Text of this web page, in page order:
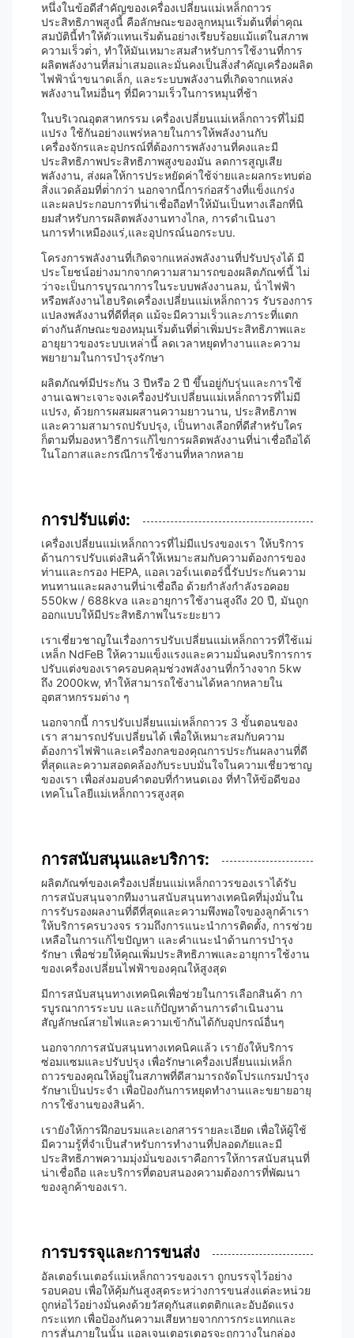
หนึ่งในข้อดีสําคัญของเครื่องเปลี่ยนแม่เหล็กถาวร
ประสิทธิภาพสูงนี้ คือลักษณะของลูกหมุนเริ่มต้นที่ต่ําคุณ
สมบัตินี้ทําให้ตัวแทนเริ่มต้นอย่างเรียบร้อยแม้แต่ในสภาพ
ความเร็วต่ํา, ทําให้มันเหมาะสมสําหรับการใช้งานที่การ
ผลิตพลังงานที่สม่ําเสมอและมั่นคงเป็นสิ่งสําคัญเครื่องผลิต
ไฟฟ้าน้ําขนาดเล็ก, และระบบพลังงานที่เกิดจากแหล่ง
พลังงานใหม่อื่นๆ ที่มีความเร็วในการหมุนที่ช้า
ในบริเวณอุตสาหกรรม เครื่องเปลี่ยนแม่เหล็กถาวรที่ไม่มี
แปรง ใช้กันอย่างแพร่หลายในการให้พลังงานกับ
เครื่องจักรและอุปกรณ์ที่ต้องการพลังงานที่คงและมี
ประสิทธิภาพประสิทธิภาพสูงของมัน ลดการสูญเสีย
พลังงาน, ส่งผลให้การประหยัดค่าใช้จ่ายและผลกระทบต่อ
สิ่งแวดล้อมที่ต่ํากว่า นอกจากนี้การก่อสร้างที่แข็งแกร่ง
และผลประกอบการที่น่าเชื่อถือทําให้มันเป็นทางเลือกที่นิ
ยมสําหรับการผลิตพลังงานทางไกล, การดําเนินงา
นการทําเหมืองแร่,และอุปกรณ์นอกระบบ.
โครงการพลังงานที่เกิดจากแหล่งพลังงานที่ปรับปรุงได้ มี
ประโยชน์อย่างมากจากความสามารถของผลิตภัณฑ์นี้ ไม่
ว่าจะเป็นการบูรณาการในระบบพลังงานลม, น้ําไฟฟ้า
หรือพลังงานไฮบริดเครื่องเปลี่ยนแม่เหล็กถาวร รับรองการ
แปลงพลังงานที่ดีที่สุด แม้จะมีความเร็วและภาระที่แตก
ต่างกันลักษณะของหมุนเริ่มต้นที่ต่ําเพิ่มประสิทธิภาพและ
อายุยาวของระบบเหล่านี้ ลดเวลาหยุดทํางานและความ
พยายามในการบํารุงรักษา
ผลิตภัณฑ์มีประกัน 3 ปีหรือ 2 ปี ขึ้นอยู่กับรุ่นและการใช้
งานเฉพาะเจาะจงเครื่องปรับเปลี่ยนแม่เหล็กถาวรที่ไม่มี
แปรง, ด้วยการผสมผสานความยาวนาน, ประสิทธิภาพ
และความสามารถปรับปรุง, เป็นทางเลือกที่ดีสําหรับใคร
ก็ตามที่มองหาวิธีการแก้ไขการผลิตพลังงานที่น่าเชื่อถือได้
ในโอกาสและกรณีการใช้งานที่หลากหลาย
การปรับแต่ง:
เครื่องเปลี่ยนแม่เหล็กถาวรที่ไม่มีแปรงของเรา ให้บริการ
ด้านการปรับแต่งสินค้าให้เหมาะสมกับความต้องการของ
ท่านและกรอง HEPA, แอลเวอร์เนเตอร์นี้รับประกันความ
ทนทานและผลงานที่น่าเชื่อถือ ด้วยกําลังกําลังรอคอย
550kw / 688kva และอายุการใช้งานสูงถึง 20 ปี, มันถูก
ออกแบบให้มีประสิทธิภาพในระยะยาว
เราเชี่ยวชาญในเรื่องการปรับเปลี่ยนแม่เหล็กถาวรที่ใช้แม่
เหล็ก NdFeB ให้ความแข็งแรงและความมั่นคงบริการการ
ปรับแต่งของเราครอบคลุมช่วงพลังงานที่กว้างจาก 5kw
ถึง 2000kw, ทําให้สามารถใช้งานได้หลากหลายใน
อุตสาหกรรมต่าง ๆ
นอกจากนี้ การปรับเปลี่ยนแม่เหล็กถาวร 3 ขั้นตอนของ
เรา สามารถปรับเปลี่ยนได้ เพื่อให้เหมาะสมกับความ
ต้องการไฟฟ้าและเครื่องกลของคุณการประกันผลงานที่ดี
ที่สุดและความสอดคล้องกับระบบมั่นใจในความเชี่ยวชาญ
ของเรา เพื่อส่งมอบคําตอบที่กําหนดเอง ที่ทําให้ข้อดีของ
เทคโนโลยีแม่เหล็กถาวรสูงสุด
การสนับสนุนและบริการ:
ผลิตภัณฑ์ของเครื่องเปลี่ยนแม่เหล็กถาวรของเราได้รับ
การสนับสนุนจากทีมงานสนับสนุนทางเทคนิคที่มุ่งมั่นใน
การรับรองผลงานที่ดีที่สุดและความพึงพอใจของลูกค้าเรา
ให้บริการครบวงจร รวมถึงการแนะนําการติดตั้ง, การช่วย
เหลือในการแก้ไขปัญหา และคําแนะนําด้านการบํารุง
รักษา เพื่อช่วยให้คุณเพิ่มประสิทธิภาพและอายุการใช้งาน
ของเครื่องเปลี่ยนไฟฟ้าของคุณให้สูงสุด
มีการสนับสนุนทางเทคนิคเพื่อช่วยในการเลือกสินค้า กา
รบูรณาการระบบ และแก้ปัญหาด้านการดําเนินงาน
สัญลักษณ์สายไฟและความเข้ากันได้กับอุปกรณ์อื่นๆ
นอกจากการสนับสนุนทางเทคนิคแล้ว เรายังให้บริการ
ซ่อมแซมและปรับปรุง เพื่อรักษาเครื่องเปลี่ยนแม่เหล็ก
ถาวรของคุณให้อยู่ในสภาพที่ดีสามารถจัดโปรแกรมบํารุง
รักษาเป็นประจํา เพื่อป้องกันการหยุดทํางานและขยายอายุ
การใช้งานของสินค้า.
เรายังให้การฝึกอบรมและเอกสารรายละเอียด เพื่อให้ผู้ใช้
มีความรู้ที่จําเป็นสําหรับการทํางานที่ปลอดภัยและมี
ประสิทธิภาพความมุ่งมั่นของเราคือการให้การสนับสนุนที่
น่าเชื่อถือ และบริการที่ตอบสนองความต้องการที่พัฒนา
ของลูกค้าของเรา.
การบรรจุและการขนส่ง
อัลเตอร์เนเตอร์แม่เหล็กถาวรของเรา ถูกบรรจุไว้อย่าง
รอบคอบ เพื่อให้คุ้มกันสูงสุดระหว่างการขนส่งแต่ละหน่วย
ถูกห่อไว้อย่างมั่นคงด้วยวัสดุกันสแตตติกและอับอัดแรง
กระแทก เพื่อป้องกันความเสียหายจากการกระแทกและ
การสั่นภายในนั้น แอลเจนเตอรเตอรจะถูกวางในกล่อง